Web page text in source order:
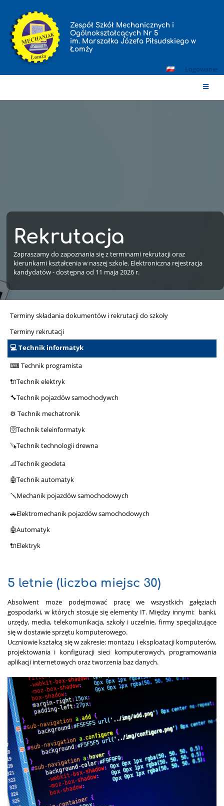
Zespół Szkół Mechanicznych i
Ogólnokształcących Nr 5
im. Marszałka Józefa Piłsudskiego w
Łomży
Logowanie
Rekrutacja
Zapraszamy do zapoznania się z terminami rekrutacji oraz
kierunkami kształcenia w naszej szkole. Elektroniczna rejestracja
kandydatów - dostępna od 11 maja 2026 r.
Terminy składania dokumentów i rekrutacji do szkoły
Terminy rekrutacji
💻 Technik informatyk
⌨ Technik programista
🔌Technik elektryk
🔧Technik pojazdów samochodywch
⚙ Technik mechatronik
🛜Technik teleinformatyk
🪚Technik technologii drewna
📐Technik geodeta
🤖Technik automatyk
🪛Mechanik pojazdów samochodowych
🚗Elektromechanik pojazdów samochodowych
🤖Automatyk
🔌Elektryk
5 letnie (liczba miejsc 30)
Absolwent może podejmować pracę we wszystkich gałęziach
gospodarki, w których stosuje się elementy IT. Między innymi: banki,
urzędy, media, telekomunikacja, szkoły i uczelnie, firmy specjalizujące
się w dostawie sprzętu komputerowego.
Uczniowie kształcą się w zakresie: montażu i eksploatacji komputerów,
projektowania i konfiguracji sieci komputerowych, programowania
aplikacji internetowych oraz tworzenia baz danych.